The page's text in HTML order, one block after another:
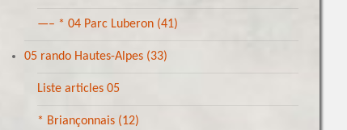
—– * 04 Parc Luberon (41)
05 rando Hautes-Alpes (33)
Liste articles 05
* Briançonnais (12)